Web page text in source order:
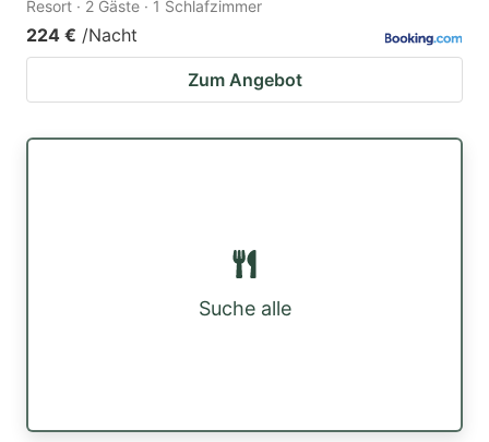
Resort · 2 Gäste · 1 Schlafzimmer
224 € /Nacht
Zum Angebot
Suche alle